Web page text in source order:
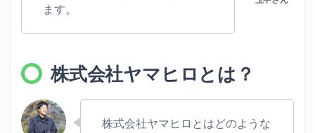
ます。
株式会社ヤマヒロとは？
株式会社ヤマヒロとはどのような